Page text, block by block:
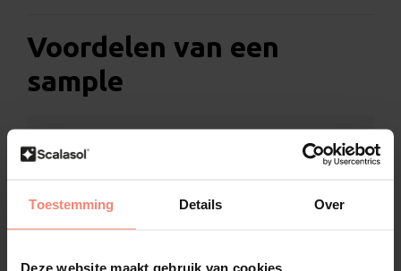
Toestemming Details Over
Deze website maakt gebruik van cookies
Voordelen van een
sample
Bekijk de sample van de SPM70E eerst rustig
vóórdat u een definitieve bestelling plaatst
U weet 100% zeker of het product bij uw wensen
past, dankzij de meegeleverde sample